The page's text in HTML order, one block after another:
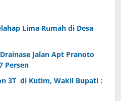
Lima Rumah di Desa
Jalan Apt Pranoto
Persen
3T di Kutim, Wakil Bupati :